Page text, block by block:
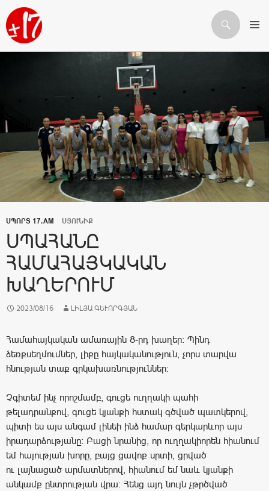
Որոնում
ԱՆՑՆԵԼ ԲՈՎԱՆԴԱԿՈՒԹՅԱՆԸ
ՍՊՈՐՏ 17.AM ՍՅՈՒՆԻՔ
ՍՊԱՀԱՆԸ
ՀԱՄԱՀԱՅԿԱԿԱՆ
ԽԱՂԵՐՈՒՄ
2023/08/16 ԼԻԼՅԱ ԳԵՒՈՐԳՅԱՆ
Համահայկական ամառային 8-րդ խաղեր: Պինդ
ձեռքսեղմումներ, լիքը հայկականություն, չորս տարվա
հնության տաք գրկախառնություններ:
Չգիտեմ ինչ որոշմամբ, գուցե ուղղակի պահի
թելադրանքով, գուցե կյանքի հստակ գծված պատկերով,
պիտի ես այս անգամ լինեի ինձ համար գերկարևոր այս
իրադարձությանը: Բացի նրանից, որ ուղղակիորեն հիանում
եմ հայության խորը, բայց ցավոք սրտի, ցրված
ու լայնացած արմատներով, հիանում եմ նաև կյանքի
անկամք ընտրության վրա: Հենց այդ նույն չթրծված